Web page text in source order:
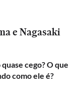
e Nagasaki
cego? O que
como ele é?